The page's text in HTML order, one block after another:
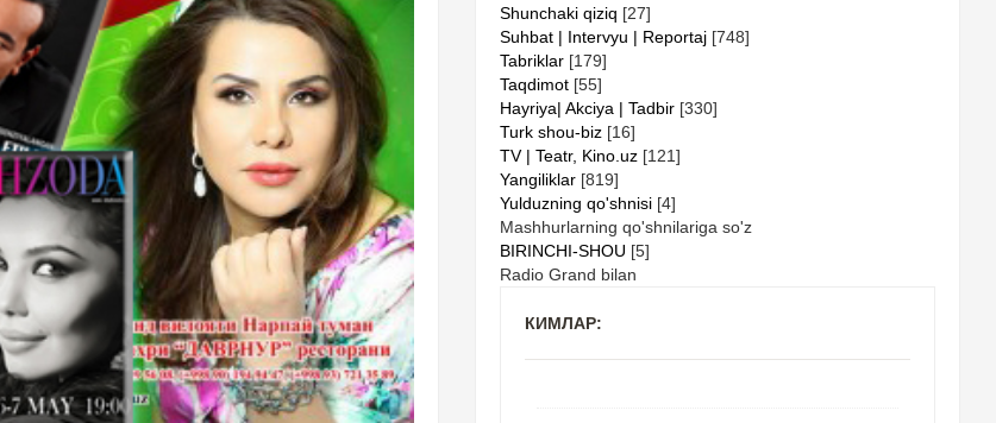
Shunchaki qiziq [27]
Suhbat | Intervyu | Reportaj [748]
Tabriklar [179]
Taqdimot [55]
Hayriya| Akciya | Tadbir [330]
Turk shou-biz [16]
TV | Teatr, Kino.uz [121]
Yangiliklar [819]
Yulduzning qo'shnisi [4]
Mashhurlarning qo'shnilariga so'z
BIRINCHI-SHOU [5]
Radio Grand bilan
КИМЛАР: